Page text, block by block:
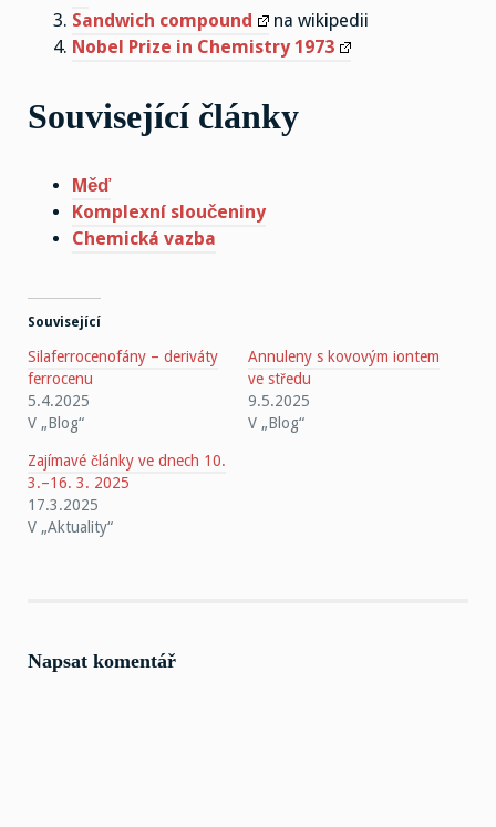
Sandwich compound
na wikipedii
Nobel Prize in Chemistry 1973
Související články
Měď
Komplexní sloučeniny
Chemická vazba
Související
Silaferrocenofány – deriváty
ferrocenu
5.4.2025
V „Blog“
Annuleny s kovovým iontem
ve středu
9.5.2025
V „Blog“
Zajímavé články ve dnech 10.
3.–16. 3. 2025
17.3.2025
V „Aktuality“
Napsat komentář